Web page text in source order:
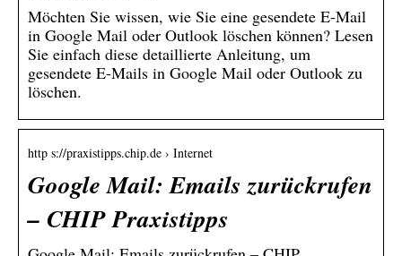
Möchten Sie wissen, wie Sie eine gesendete E-Mail
in Google Mail oder Outlook löschen können? Lesen
Sie einfach diese detaillierte Anleitung, um
gesendete E-Mails in Google Mail oder Outlook zu
löschen.
http s://praxistipps.chip.de › Internet
Google Mail: Emails zurückrufen
– CHIP Praxistipps